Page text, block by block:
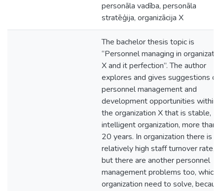
personāla vadība, personāla
stratēģija, organizācija X
The bachelor thesis topic is
“Personnel managing in
X and it perfection”. The author
explores and gives suggestions on
personnel management and
development opportunities within
the organization X that is stable,
intelligent organization, more than
20 years. In organization there is a
relatively high staff turnover rate,
but there are another personnel
management problems too, which
organization need to solve,